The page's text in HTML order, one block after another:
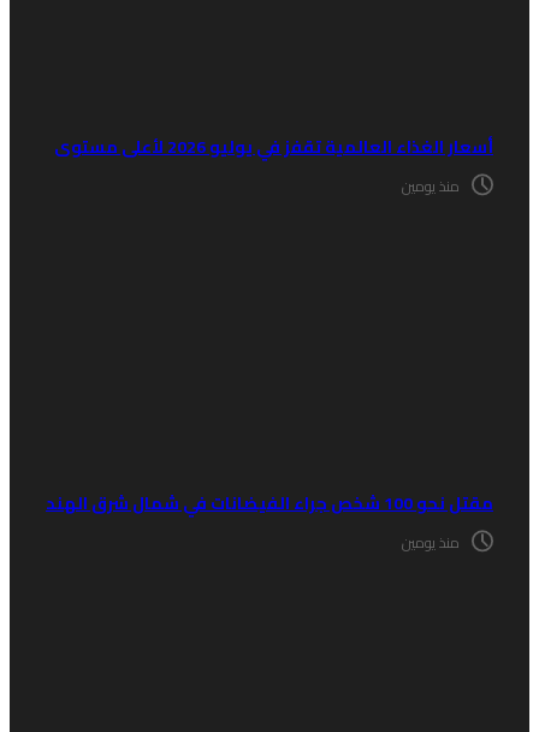
الغذاء العالمية تقفز في يوليو 2026 لأعلى مستوى
منذ يومين
100 شخص جراء الفيضانات في شمال شرق الهند
منذ يومين